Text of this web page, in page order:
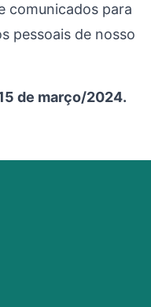
comunicados para
pessoais de nosso
de março/2024.